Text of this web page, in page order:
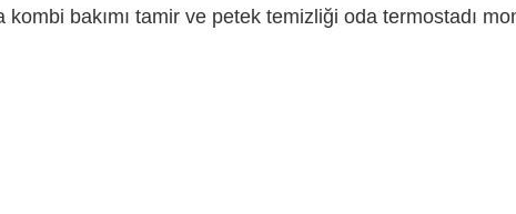
bakımı tamir ve petek temizliği oda termostadı